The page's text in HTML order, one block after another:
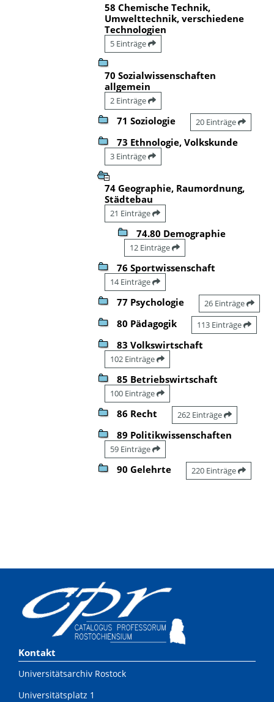
58 Chemische Technik,
Umwelttechnik, verschiedene
Technologien
5 Einträge
70 Sozialwissenschaften
allgemein
2 Einträge
71 Soziologie 20 Einträge
73 Ethnologie, Volkskunde
3 Einträge
74 Geographie, Raumordnung,
Städtebau
21 Einträge
74.80 Demographie
12 Einträge
76 Sportwissenschaft
14 Einträge
77 Psychologie 26 Einträge
80 Pädagogik 113 Einträge
83 Volkswirtschaft
102 Einträge
85 Betriebswirtschaft
100 Einträge
86 Recht 262 Einträge
89 Politikwissenschaften
59 Einträge
90 Gelehrte 220 Einträge
Kontakt
Universitätsarchiv Rostock
Universitätsplatz 1